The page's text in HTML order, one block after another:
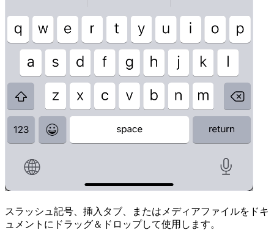
スラッシュ記号、挿入タブ、またはメディアファイルをドキ
ュメントにドラッグ＆ドロップして使用します。